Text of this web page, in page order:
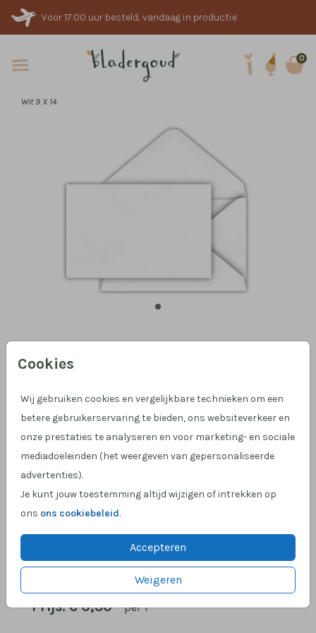
Voor 17:00 uur besteld, vandaag in productie
0
Cookies
Wij gebruiken cookies en vergelijkbare technieken om een
betere gebruikerservaring te bieden, ons websiteverkeer en
onze prestaties te analyseren en voor marketing- en sociale
mediadoeleinden (het weergeven van gepersonaliseerde
advertenties).
Je kunt jouw toestemming altijd wijzigen of intrekken op
ons ons cookiebeleid.
Accepteren
Weigeren
Wit 9 X 14
Wit 9 X 14
Hulp nodig?
Klantcijfer 4,9 op Google!
Prijs:€ 0,30 per 1